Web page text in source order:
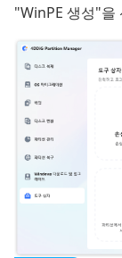
"WinPE 생성"을